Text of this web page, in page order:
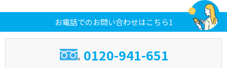
お電話でのお問い合わせはこちら1
0120-941-651